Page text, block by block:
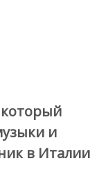
и
в Италии